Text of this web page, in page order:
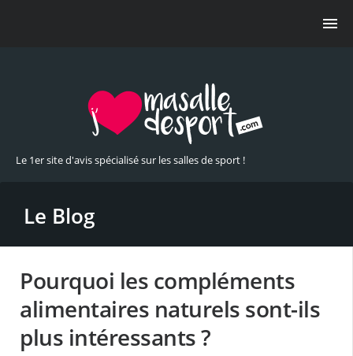
Le 1er site d'avis spécialisé sur les salles de sport !
Le Blog
Pourquoi les compléments
alimentaires naturels sont-ils
plus intéressants ?